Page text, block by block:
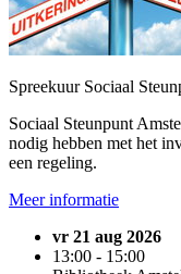
Spreekuur Sociaal
Sociaal Steunpunt
nodig hebben met het
een regeling.
Meer informatie
vr 21 aug 2026
13:00 - 15:00